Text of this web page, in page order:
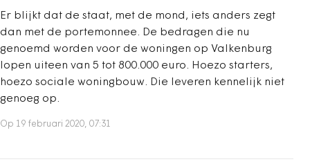
Er blijkt dat de staat, met de mond, iets anders zegt
dan met de portemonnee. De bedragen die nu
genoemd worden voor de woningen op Valkenburg
lopen uiteen van 5 tot 800.000 euro. Hoezo starters,
hoezo sociale woningbouw. Die leveren kennelijk niet
genoeg op.
Op 19 februari 2020, 07:31